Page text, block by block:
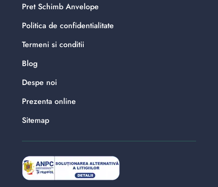
Pret Schimb Anvelope
Politica de confidentialitate
Termeni si conditii
Blog
Despe noi
Prezenta online
Sitemap